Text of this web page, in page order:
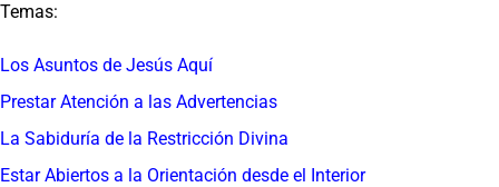
Temas:
Los Asuntos de Jesús Aquí
Prestar Atención a las Advertencias
La Sabiduría de la Restricción Divina
Estar Abiertos a la Orientación desde el Interior